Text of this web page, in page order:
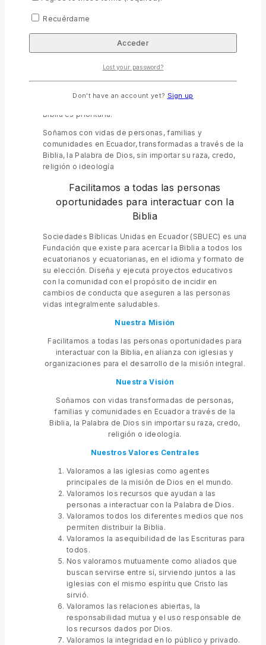
Llevamos la Biblia para todos. Miembros de la
fraternidad Mundial de Sociedades Bíblicas Unidas y
de Dios en las manos de los ecuatorianos en todos los
rincones de nuestro país, en el lenguaje que puedan
entender. Proveemos materiales bíblicos y asistimos a
Biblia es prioritaria.
Soñamos con vidas de personas, familias y
comunidades en Ecuador, transformadas a través de la
Biblia, la Palabra de Dios, sin importar su raza, credo,
religión o ideología
Facilitamos a todas las personas
oportunidades para interactuar con la
Biblia
Sociedades Bíblicas Unidas en Ecuador (SBUEC) es una
Fundación que existe para acercar la Biblia a todos los
ecuatorianos y ecuatorianas, en el idioma y formato de
su elección. Diseña y ejecuta proyectos educativos
con la comunidad con el propósito de incidir en
cambios de conducta que aseguren a las personas
vidas integralmente saludables.
Nuestra Misión
Facilitamos a todas las personas oportunidades para
interactuar con la Biblia, en alianza con iglesias y
organizaciones para el desarrollo de la misión integral.
Nuestra Visión
Soñamos con vidas transformadas de personas,
familias y comunidades en Ecuador a través de la
Biblia, la Palabra de Dios sin importar su raza, credo,
religión o ideología.
Nuestros Valores Centrales
Valoramos a las iglesias como agentes
principales de la misión de Dios en el mundo.
Valoramos los recursos que ayudan a las
personas a interactuar con la Palabra de Dios.
Valoramos todos los diferentes medios que nos
permiten distribuir la Biblia.
Valoramos la asequibilidad de las Escrituras para
todos.
Nos valoramos mutuamente como aliados que
buscan servirse entre sí, sirviendo juntos a las
iglesias con el mismo espíritu que Cristo las
sirvió.
Valoramos las relaciones abiertas, la
responsabilidad mutua y el uso responsable de
los recursos dados por Dios.
Valoramos la integridad en lo público y privado.
Recuérdame
Lost your password?
Don't have an account yet? Sign up